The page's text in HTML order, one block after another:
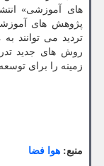
های آموزشی»
پژوهش های
تردید می توانند
روش های جدید
زمینه را برای
منبع: هوا فضا